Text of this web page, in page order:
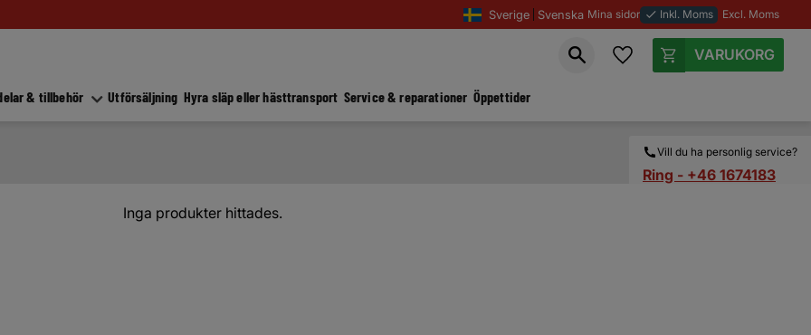
Sverige Svenska Mina sidor done Inkl. Moms Excl. Moms
Vill du ha personlig service?
Ring - +46 1674183
Favoriter
Kundvagn
& tillbehör Utförsäljning Hyra släp eller hästtransport Service & reparationer Öppettider
Inga produkter hittades.